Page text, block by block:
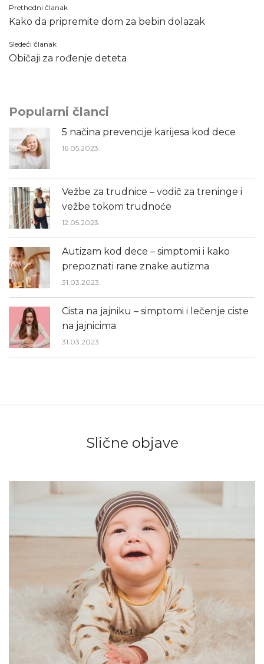
Kretanje
članka
Prethodni članak
Kako da pripremite dom za bebin dolazak
Sledeći članak
Običaji za rođenje deteta
Popularni članci
5 načina prevencije karijesa kod dece
16.05.2023.
Vežbe za trudnice – vodič za treninge i
vežbe tokom trudnoće
12.05.2023.
Autizam kod dece – simptomi i kako
prepoznati rane znake autizma
31.03.2023.
Cista na jajniku – simptomi i lečenje ciste
na jajnicima
31.03.2023.
Slične objave